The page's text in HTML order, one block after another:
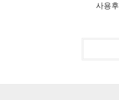
사용